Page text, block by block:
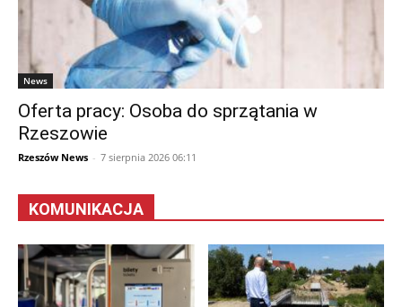
News
Oferta pracy: Osoba do sprzątania w
Rzeszowie
Rzeszów News - 7 sierpnia 2026 06:11
KOMUNIKACJA